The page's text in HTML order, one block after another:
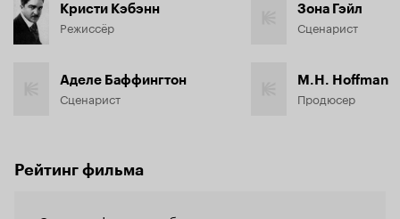
Кристи Кэбэнн
Режиссёр
Аделе Баффингтон
Сценарист
Зона Гэйл
Сценарист
M.H. Hoffman
Продюсер
Рейтинг фильма